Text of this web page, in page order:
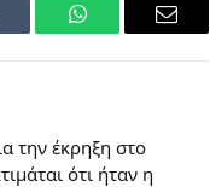
WhatsAppEmail
την έκρηξη στο
ότι ήταν η